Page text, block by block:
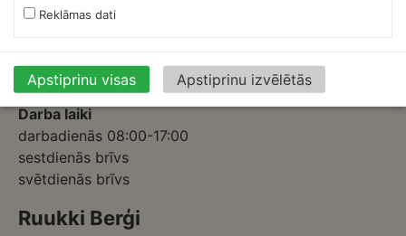
Priekuļi, Cēsu novads.
Darba laiki
darbadienās 08:00-17:00
sestdienās brīvs
svētdienās brīvs
Ruukki Berģi
Reklāmas dati
Apstiprinu visas Apstiprinu izvēlētās